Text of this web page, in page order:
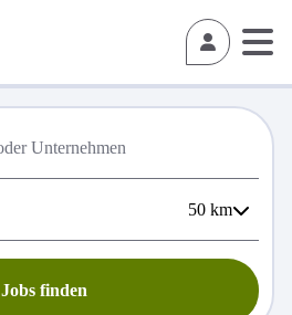
50 km
Jobs finden